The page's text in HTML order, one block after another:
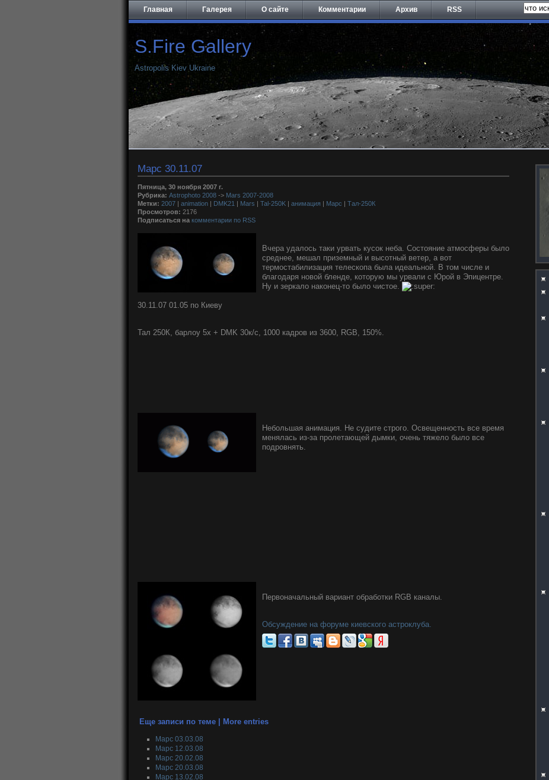
Главная Галерея О сайте Комментарии Архив RSS
S.Fire Gallery
Astropolis Kiev Ukraine
Марс 30.11.07
Пятница, 30 ноября 2007 г.
Рубрика: Astrophoto 2008 -> Mars 2007-2008
Метки: 2007 | animation | DMK21 | Mars | Tal-250K | анимация | Марс | Тал-250К
Просмотров: 2176
Подписаться на комментарии по RSS
Вчера удалось таки урвать кусок неба. Состояние атмосферы было
среднее, мешал приземный и высотный ветер, а вот
термостабилизация телескопа была идеальной. В том числе и
благодаря новой бленде, которую мы урвали с Юрой в Эпицентре.
Ну и зеркало наконец-то было чистое.
30.11.07 01.05 по Киеву
Тал 250К, барлоу 5х + DMK 30к/с, 1000 кадров из 3600, RGB, 150%.
Небольшая анимация. Не судите строго. Освещенность все время
менялась из-за пролетающей дымки, очень тяжело было все
подровнять.
Первоначальный вариант обработки RGB каналы.
Обсуждение на форуме киевского астроклуба.
Еще записи по теме | More entries
Марс 03.03.08
Марс 12.03.08
Марс 20.02.08
Марс 20.03.08
Марс 13.02.08